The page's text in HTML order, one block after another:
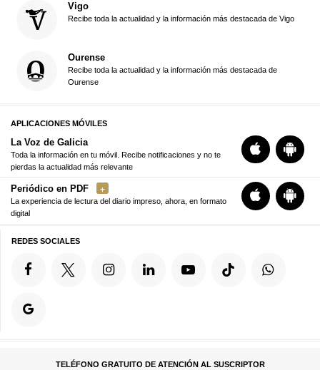
Vigo
Recibe toda la actualidad y la información más destacada de Vigo
Ourense
Recibe toda la actualidad y la información más destacada de
Ourense
APLICACIONES MÓVILES
La Voz de Galicia
Toda la información en tu móvil. Recibe notificaciones y no te
pierdas la actualidad más relevante
Periódico en PDF
La experiencia de lectura del diario impreso, ahora, en formato
digital
REDES SOCIALES
TELÉFONO GRATUITO DE ATENCIÓN AL SUSCRIPTOR